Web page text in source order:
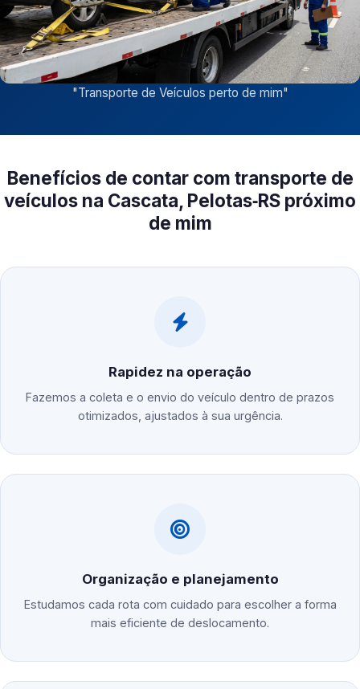
"Transporte de Veículos perto de mim"
Benefícios de contar com transporte de
veículos na Cascata, Pelotas‑RS próximo
de mim
Rapidez na operação
Fazemos a coleta e o envio do veículo dentro de prazos
otimizados, ajustados à sua urgência.
Organização e planejamento
Estudamos cada rota com cuidado para escolher a forma
mais eficiente de deslocamento.